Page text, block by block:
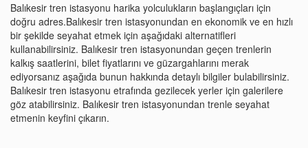
Balıkesir tren istasyonu harika yolculukların başlangıçları için
doğru adres.Balıkesir tren istasyonundan en ekonomik ve en hızlı
bir şekilde seyahat etmek için aşağıdaki alternatifleri
kullanabilirsiniz. Balıkesir tren istasyonundan geçen trenlerin
kalkış saatlerini, bilet fiyatlarını ve güzargahlarını merak
ediyorsanız aşağıda bunun hakkında detaylı bilgiler bulabilirsiniz.
Balıkesir tren istasyonu etrafında gezilecek yerler için galerilere
göz atabilirsiniz. Balıkesir tren istasyonundan trenle seyahat
etmenin keyfini çıkarın.